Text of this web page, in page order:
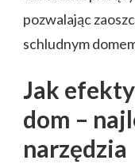
pozwalając
schludnym
Jak
dom –
narzędzia